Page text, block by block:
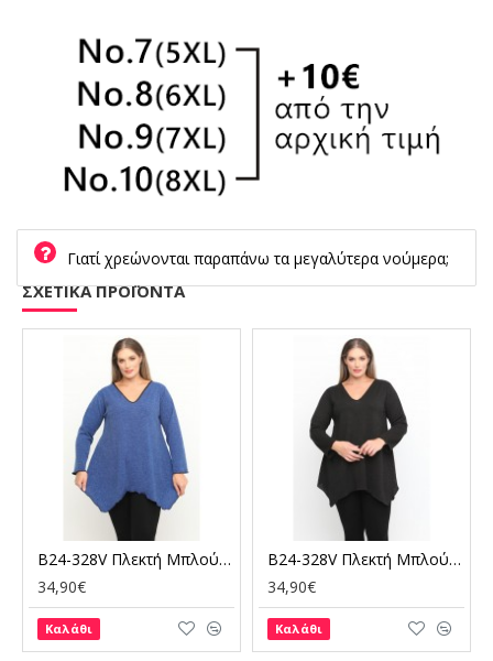
Γιατί χρεώνονται παραπάνω τα μεγαλύτερα νούμερα;
ΣΧΕΤΙΚΑ ΠΡΟΪΟΝΤΑ
B24-328V Πλεκτή Μπλούζα Άλφα - Μπλε Ρουά (Πλεκτό)
34,90€
Καλάθι
B24-328V Πλεκτή Μπλούζα Άλφα - Μαύρο (Πλεκτό)
34,90€
Καλάθι